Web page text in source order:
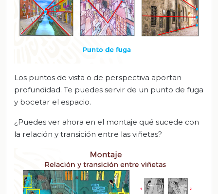
Los puntos de vista o de perspectiva aportan
profundidad. Te puedes servir de un punto de fuga
y bocetar el espacio.
¿Puedes ver ahora en el montaje qué sucede con
la relación y transición entre las viñetas?